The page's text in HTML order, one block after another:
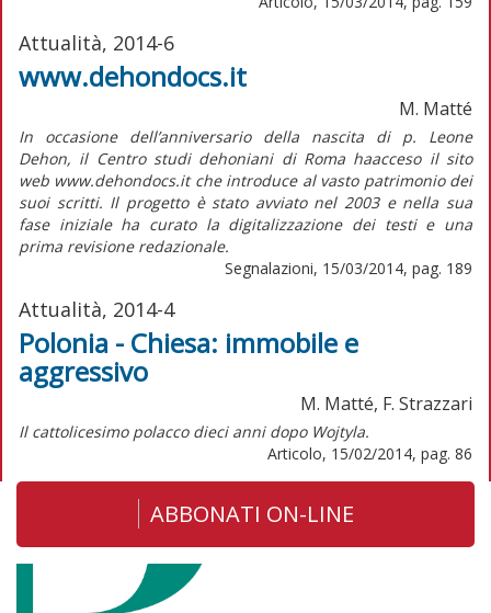
Attualità, 2014-6
www.dehondocs.it
M. Matté
In occasione dell’anniversario della nascita di p. Leone
Dehon, il Centro studi dehoniani di Roma haacceso il sito
web www.dehondocs.it che introduce al vasto patrimonio dei
suoi scritti. Il progetto è stato avviato nel 2003 e nella sua
fase iniziale ha curato la digitalizzazione dei testi e una
prima revisione redazionale.
Segnalazioni, 15/03/2014, pag. 189
Attualità, 2014-4
Polonia - Chiesa: immobile e
aggressivo
M. Matté, F. Strazzari
Il cattolicesimo polacco dieci anni dopo Wojtyla.
Articolo, 15/02/2014, pag. 86
ABBONATI ON-LINE